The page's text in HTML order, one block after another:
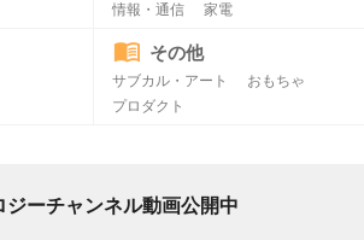
情報・通信
家電
その他
サブカル・アート
おもちゃ
プロダクト
ジーチャンネル動画公開中